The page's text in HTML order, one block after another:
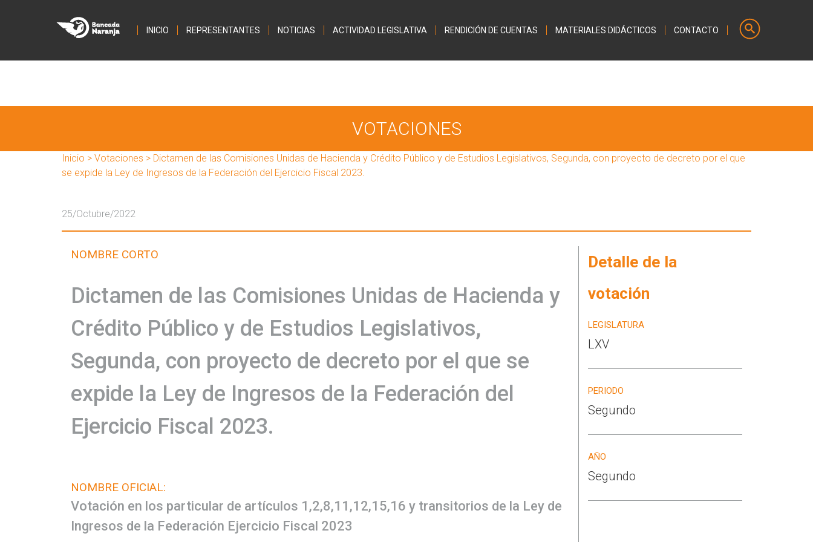
INICIO REPRESENTANTES NOTICIAS ACTIVIDAD LEGISLATIVA RENDICIÓN DE CUENTAS MATERIALES DIDÁCTICOS CONTACTO
VOTACIONES
Inicio > Votaciones > Dictamen de las Comisiones Unidas de Hacienda y Crédito Público y de Estudios Legislativos, Segunda, con proyecto de decreto por el que
se expide la Ley de Ingresos de la Federación del Ejercicio Fiscal 2023.
25/Octubre/2022
NOMBRE CORTO
Dictamen de las Comisiones Unidas de Hacienda y
Crédito Público y de Estudios Legislativos,
Segunda, con proyecto de decreto por el que se
expide la Ley de Ingresos de la Federación del
Ejercicio Fiscal 2023.
NOMBRE OFICIAL:
Votación en los particular de artículos 1,2,8,11,12,15,16 y transitorios de la Ley de
Ingresos de la Federación Ejercicio Fiscal 2023
Detalle de la
votación
LEGISLATURA
LXV
PERIODO
Segundo
AÑO
Segundo